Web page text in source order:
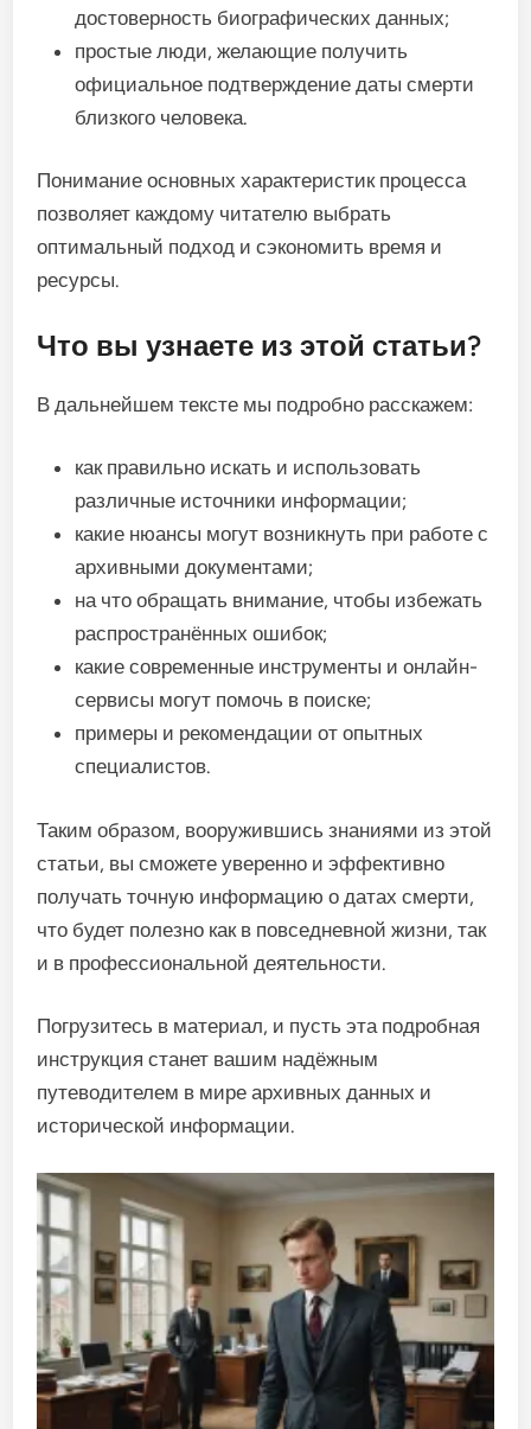
достоверность биографических данных;
простые люди, желающие получить
официальное подтверждение даты смерти
близкого человека.
Понимание основных характеристик процесса
позволяет каждому читателю выбрать
оптимальный подход и сэкономить время и
ресурсы.
Что вы узнаете из этой статьи?
В дальнейшем тексте мы подробно расскажем:
как правильно искать и использовать
различные источники информации;
какие нюансы могут возникнуть при работе с
архивными документами;
на что обращать внимание, чтобы избежать
распространённых ошибок;
какие современные инструменты и онлайн-
сервисы могут помочь в поиске;
примеры и рекомендации от опытных
специалистов.
Таким образом, вооружившись знаниями из этой
статьи, вы сможете уверенно и эффективно
получать точную информацию о датах смерти,
что будет полезно как в повседневной жизни, так
и в профессиональной деятельности.
Погрузитесь в материал, и пусть эта подробная
инструкция станет вашим надёжным
путеводителем в мире архивных данных и
исторической информации.